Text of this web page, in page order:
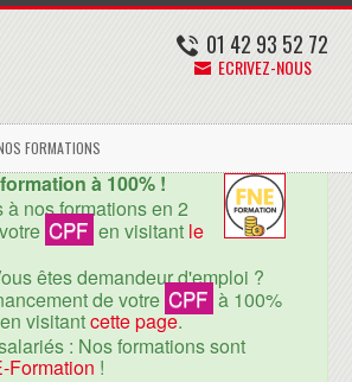
01 42 93 52 72
ECRIVEZ-NOUS
FORMATIONS
à 100% !
à nos formations en 2
CPF en visitant le
êtes demandeur d'emploi ?
de votre CPF à 100%
visitantcette page.
: Nos formations sont
Formation !